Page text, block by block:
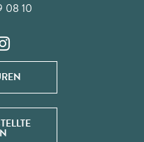
08 10